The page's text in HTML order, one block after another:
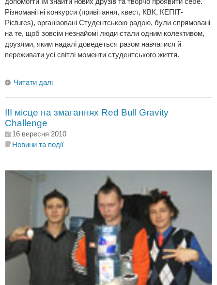
Різноманітні конкурси (привітання, квест, КВК, КЕПІТ-
Pictures), організовані Студентською радою, були спрямовані
на те, щоб зовсім незнайомі люди стали одним колективом,
друзями, яким надалі доведеться разом навчатися й
переживати усі світлі моменти студентського життя.
Читати далі
III місце на змаганнях Red Bull Gravity
Challenge
16 вересня 2010
Новини та події